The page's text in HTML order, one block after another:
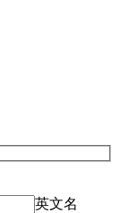
英文名